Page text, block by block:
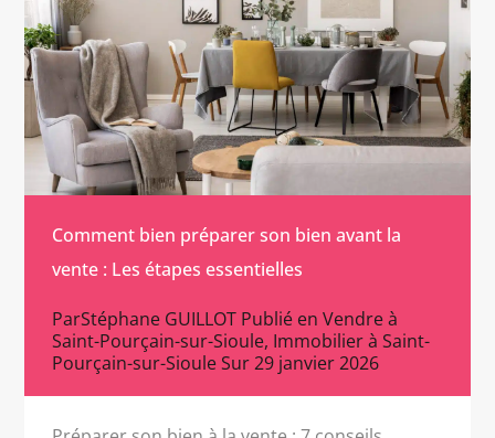
Comment bien préparer son bien avant la
vente : Les étapes essentielles
ParStéphane GUILLOT Publié enVendre à
Saint-Pourçain-sur-Sioule, Immobilier à Saint-
Pourçain-sur-SiouleSur29 janvier 2026